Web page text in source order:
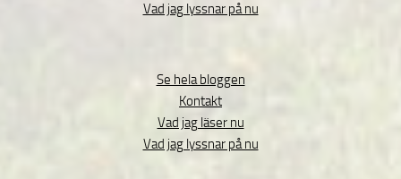
Vad jag lyssnar på nu
Se hela bloggen
Kontakt
Vad jag läser nu
Vad jag lyssnar på nu